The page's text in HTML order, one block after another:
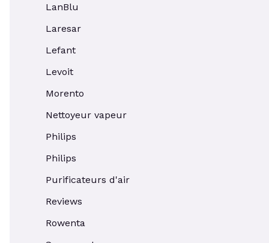
LanBlu
Laresar
Lefant
Levoit
Morento
Nettoyeur vapeur
Philips
Philips
Purificateurs d'air
Reviews
Rowenta